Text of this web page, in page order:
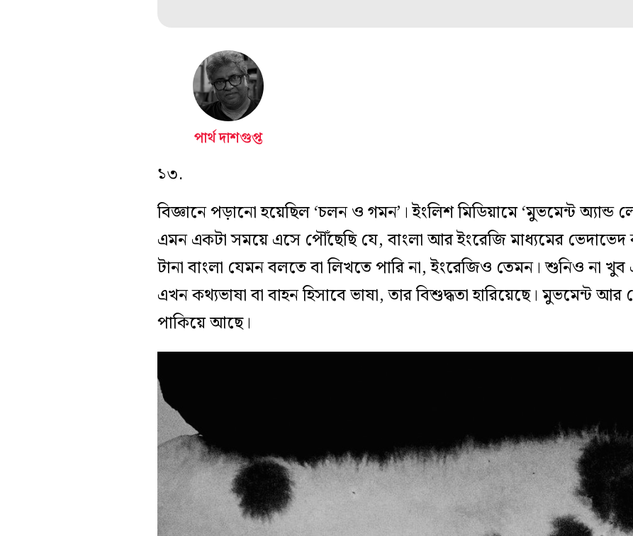
পার্থ দাশগুপ্ত
১৩.
বিজ্ঞানে পড়ানো হয়েছিল ‘চলন ও গমন’। ইংলিশ মিডিয়ামে ‘মুভমেন্ট
এমন একটা সময়ে এসে পৌঁছেছি যে, বাংলা আর ইংরেজি মাধ্যমের
টানা বাংলা যেমন বলতে বা লিখতে পারি না, ইংরেজিও তেমন। শুনিও না
এখন কথ্যভাষা বা বাহন হিসাবে ভাষা, তার বিশুদ্ধতা হারিয়েছে। মুভমেন্ট
পাকিয়ে আছে।